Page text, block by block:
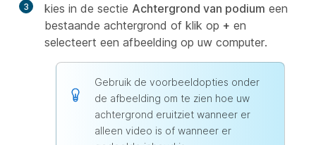
3 kies in de sectie Achtergrond van podium een
bestaande achtergrond of klik op + en
selecteert een afbeelding op uw computer.
Gebruik de voorbeeldopties onder
de afbeelding om te zien hoe uw
achtergrond eruitziet wanneer er
alleen video is of wanneer er